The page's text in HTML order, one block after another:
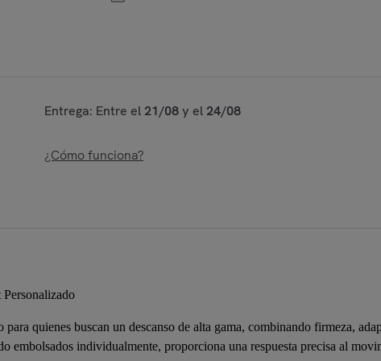
Entrega: Entre el 21/08y el 24/08
¿Cómo funciona?
para quienes buscan un descanso de alta gama, combinando firmeza,
embolsados individualmente, proporciona una respuesta precisa al